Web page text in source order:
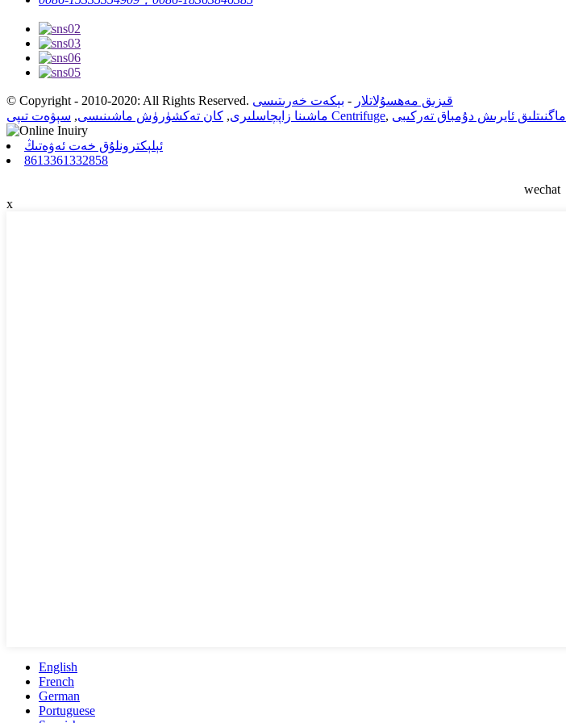
© Copyright - 2010-2020: All Rights Reserved. قىزىق مەھسۇلاتلار - بېكەت خەرىتىسى
ماشىنا زاپچاسلىرى, كان تەكشۈرۈش ماشىنىسى, سېۋەت تىپى Centrifuge, ماگنىتلىق ئايرىش دۇمباق تەركىبى
ئېلېكترونلۇق خەت ئەۋەتىڭ
8613361332858
wechat
x
English
French
German
Portuguese